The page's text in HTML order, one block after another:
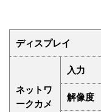
ディスプレイ
ネットワ
ークカメ
入力
解像度